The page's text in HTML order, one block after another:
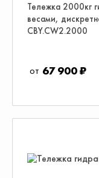
Тележка 2000кг
весами,
CBY.CW2.2000
67 900 ₽